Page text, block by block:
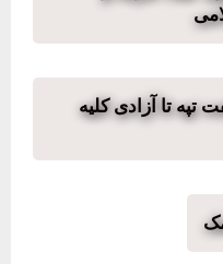
تپه تا آزادی کلیه